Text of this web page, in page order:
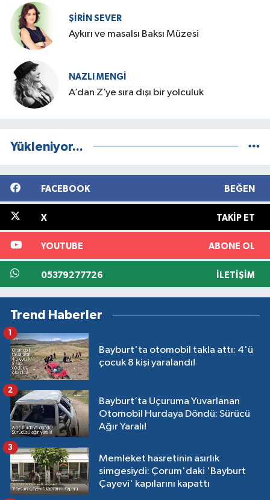
ŞIRIN SEVER
Aykırı ve masalsı Baksı Müzesi
NAZLI MENGI
A’dan Z’ye sıra dışı bir yolculuk
Yükleniyor...
FACEBOOK BEĞEN
X TAKIP ET
YOUTUBE ABONE OL
05379277726 İLETIŞIM
Trend Haberler
Bayburt'ta otomobil takla attı: 4'ü
çocuk 8 kişi yaralandı!
1
Bayburt’ta Uçuruma Yuvarlanan
Otomobil Hurdaya Döndü: Sürücü
Ağır Yaralı!
2
Memleket hasretinin asırlık
simgesiydi: Çorum'daki 'Bayburt
Çayevi' kapılarını kapattı
3